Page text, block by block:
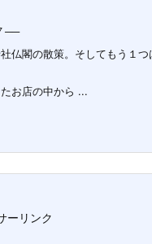
──
閣の散策。そしてもう１つ
お店の中から ...
ーリンク